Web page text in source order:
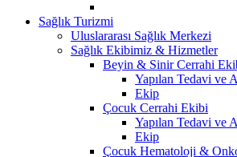
Sağlık Turizmi
Uluslararası Sağlık Merkezi
Sağlık Ekibimiz & Hizmetler
Beyin & Sinir Cerrahi
Yapılan Tedavi ve
Ekip
Çocuk Cerrahi Ekibi
Yapılan Tedavi ve
Ekip
Çocuk Hematoloji &